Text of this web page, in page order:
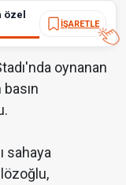
özel
İŞARETLE
oynanan
sahaya